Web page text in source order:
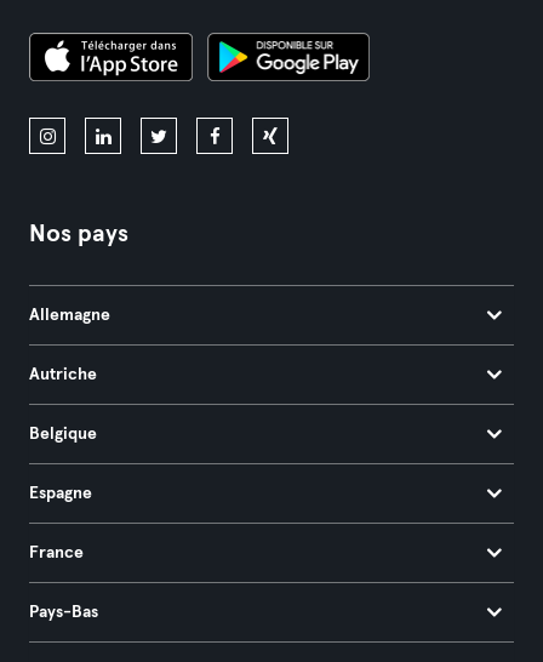
Nos pays
Allemagne
Autriche
Belgique
Espagne
France
Pays-Bas